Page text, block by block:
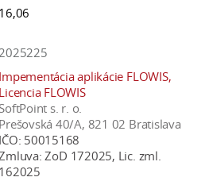
16,06
Impementácia aplikácie FLOWIS,
Licencia FLOWIS
SoftPoint s. r. o.
Prešovská 40/A, 821 02 Bratislava
IČO: 50015168
ZoD 172025, Lic. zml.
162025